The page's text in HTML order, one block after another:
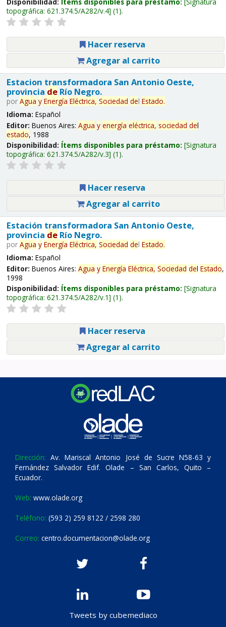
topográfica: 621.374.5/A282/v.4 (1).
Hacer reserva
Agregar al carrito
Estacion transformadora San Antonio Oeste,
provincia deRío Negro.
por Agua y Energía Eléctrica, Sociedad del Estado.
Idioma: Español
Editor: Buenos Aires: Agua y energía eléctrica, sociedad del
estado, 1988
Disponibilidad: Ítems disponibles para préstamo: Signatura
topográfica: 621.374.5/A282/v.3 (1).
Hacer reserva
Agregar al carrito
Estación transformadora San Antonio Oeste,
provincia deRío Negro.
por Agua y Energía Eléctrica, Sociedad del Estado.
Idioma: Español
Editor: Buenos Aires: Agua y Energía Eléctrica, Sociedad del Estado,
1998
Disponibilidad: Ítems disponibles para préstamo: Signatura
topográfica: 621.374.5/A282/v.1 (1).
Hacer reserva
Agregar al carrito
Dirección: Av. Mariscal Antonio José de Sucre N58-63 y
Fernández Salvador Edif. Olade – San Carlos, Quito –
Ecuador.
Web: www.olade.org
Teléfono: (593 2) 259 8122 / 2598 280
Correo: centro.documentacion@olade.org
Tweets by cubemediaco